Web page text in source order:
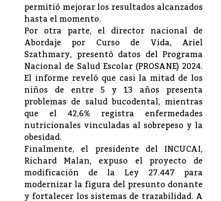
permitió mejorar los resultados alcanzados
hasta el momento.
Por otra parte, el director nacional de
Abordaje por Curso de Vida, Ariel
Szathmary, presentó datos del Programa
Nacional de Salud Escolar (PROSANE) 2024.
El informe reveló que casi la mitad de los
niños de entre 5 y 13 años presenta
problemas de salud bucodental, mientras
que el 42,6% registra enfermedades
nutricionales vinculadas al sobrepeso y la
obesidad.
Finalmente, el presidente del INCUCAI,
Richard Malan, expuso el proyecto de
modificación de la Ley 27.447 para
modernizar la figura del presunto donante
y fortalecer los sistemas de trazabilidad. A